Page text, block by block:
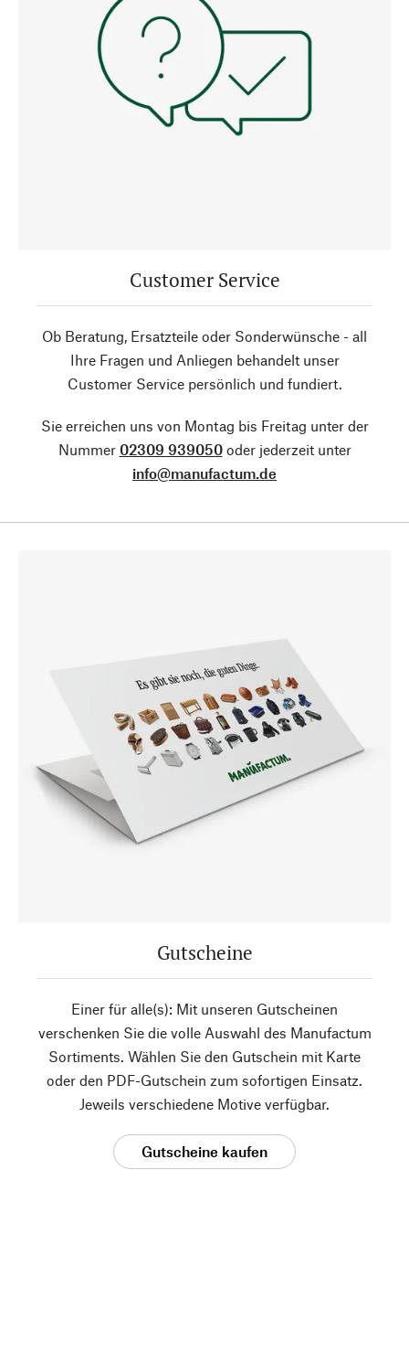
Customer Service
Ob Beratung, Ersatzteile oder Sonderwünsche - all
Ihre Fragen und Anliegen behandelt unser
Customer Service persönlich und fundiert.
Sie erreichen uns von Montag bis Freitag unter der
Nummer 02309 939050oder jederzeit unter
info@manufactum.de
Gutscheine
Einer für alle(s): Mit unseren Gutscheinen
verschenken Sie die volle Auswahl des Manufactum
Sortiments. Wählen Sie den Gutschein mit Karte
oder den PDF-Gutschein zum sofortigen Einsatz.
Jeweils verschiedene Motive verfügbar.
Gutscheine kaufen